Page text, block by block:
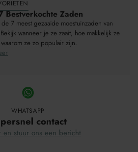
Bestverkochte Zaden
7 meest gezaaide moestuinzaden van
wanneer je ze zaait, hoe makkelijk ze
ze zo populair zijn.
WHATSAPP
contact
en stuur ons een bericht